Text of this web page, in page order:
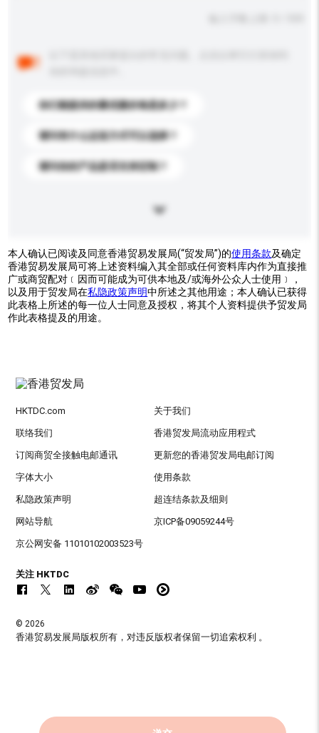
你们能提供的最优惠价格是多少？
请问有什么运送方式可以选择？
请问你的产品是否支持定制？
本人确认已阅读及同意香港贸易发展局(“贸发局”)的使用条款及确定
香港贸易发展局可将上述资料编入其全部或任何资料库内作为直接推
广或商贸配对﹝因而可能成为可供本地及/或海外公众人士使用﹞，
以及用于贸发局在私隐政策声明中所述之其他用途；本人确认已获得
此表格上所述的每一位人士同意及授权，将其个人资料提供予贸发局
作此表格提及的用途。
HKTDC.com 关于我们
联络我们 香港贸发局流动应用程式
订阅商贸全接触电邮通讯 更新您的香港贸发局电邮订阅
字体大小 使用条款
私隐政策声明 超连结条款及细则
网站导航 京ICP备09059244号
京公网安备 11010102003523号
关注 HKTDC
© 2026
香港贸易发展局版权所有，对违反版权者保留一切追索权利 。